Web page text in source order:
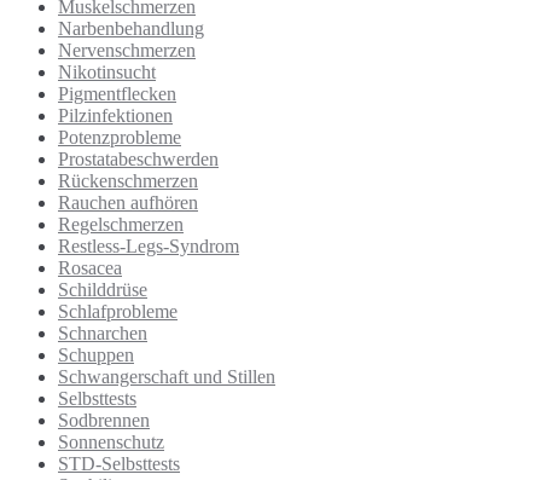
Muskelschmerzen
Narbenbehandlung
Nervenschmerzen
Nikotinsucht
Pigmentflecken
Pilzinfektionen
Potenzprobleme
Prostatabeschwerden
Rückenschmerzen
Rauchen aufhören
Regelschmerzen
Restless-Legs-Syndrom
Rosacea
Schilddrüse
Schlafprobleme
Schnarchen
Schuppen
Schwangerschaft und Stillen
Selbsttests
Sodbrennen
Sonnenschutz
STD-Selbsttests